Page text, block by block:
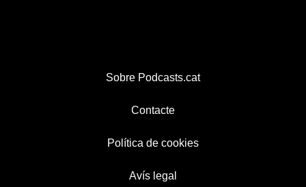
Sobre Podcasts.cat
Contacte
Política de cookies
Avís legal